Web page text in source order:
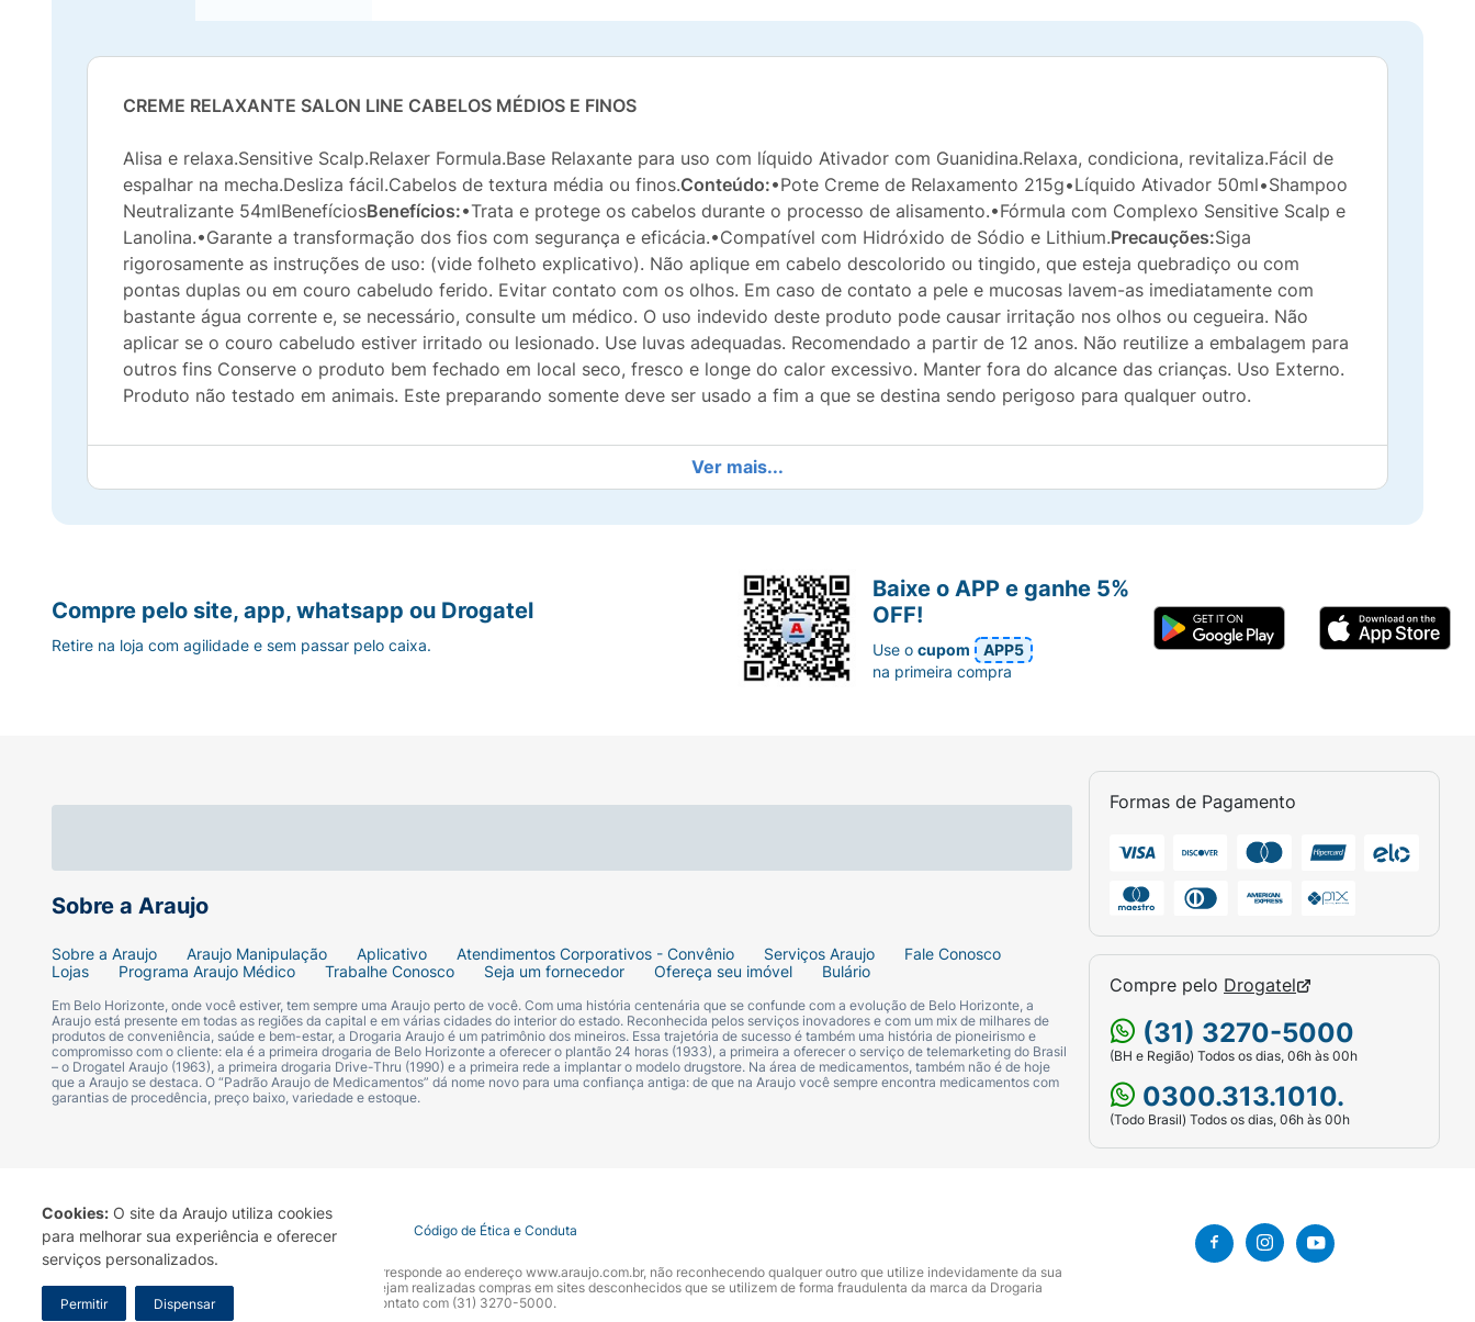
Cookies: O site da Araujo utiliza cookies
para melhorar sua experiência e oferecer
serviços personalizados.
Permitir Dispensar
CREME RELAXANTE SALON LINE CABELOS MÉDIOS E FINOS
Alisa e relaxa.Sensitive Scalp.Relaxer Formula.Base Relaxante para uso com líquido Ativador com Guanidina.Relaxa, condiciona, revitaliza.Fácil de
espalhar na mecha.Desliza fácil.Cabelos de textura média ou finos.Conteúdo:•Pote Creme de Relaxamento 215g•Líquido Ativador 50ml•Shampoo
Neutralizante 54mlBenefíciosBenefícios:•Trata e protege os cabelos durante o processo de alisamento.•Fórmula com Complexo Sensitive Scalp e
Lanolina.•Garante a transformação dos fios com segurança e eficácia.•Compatível com Hidróxido de Sódio e Lithium.Precauções:Siga
rigorosamente as instruções de uso: (vide folheto explicativo). Não aplique em cabelo descolorido ou tingido, que esteja quebradiço ou com
pontas duplas ou em couro cabeludo ferido. Evitar contato com os olhos. Em caso de contato a pele e mucosas lavem-as imediatamente com
bastante água corrente e, se necessário, consulte um médico. O uso indevido deste produto pode causar irritação nos olhos ou cegueira. Não
aplicar se o couro cabeludo estiver irritado ou lesionado. Use luvas adequadas. Recomendado a partir de 12 anos. Não reutilize a embalagem para
outros fins Conserve o produto bem fechado em local seco, fresco e longe do calor excessivo. Manter fora do alcance das crianças. Uso Externo.
Produto não testado em animais. Este preparando somente deve ser usado a fim a que se destina sendo perigoso para qualquer outro.
Ver mais...
Sobre a Araujo
Sobre a Araujo Araujo Manipulação Aplicativo Atendimentos Corporativos - Convênio Serviços Araujo
Fale Conosco
Lojas
Programa Araujo Médico Trabalhe Conosco Seja um fornecedor Ofereça seu imóvel Bulário
Em Belo Horizonte, onde você estiver, tem sempre uma Araujo perto de você. Com uma história centenária que se confunde com a evolução de Belo Horizonte, a
Araujo está presente em todas as regiões da capital e em várias cidades do interior do estado. Reconhecida pelos serviços inovadores e com um mix de milhares de
produtos de conveniência, saúde e bem-estar, a Drogaria Araujo é um patrimônio dos mineiros. Essa trajetória de sucesso é também uma história de pioneirismo e
compromisso com o cliente: ela é a primeira drogaria de Belo Horizonte a oferecer o plantão 24 horas (1933), a primeira a oferecer o serviço de telemarketing do Brasil
– o Drogatel Araujo (1963), a primeira drogaria Drive-Thru (1990) e a primeira rede a implantar o modelo drugstore. Na área de medicamentos, também não é de hoje
que a Araujo se destaca. O “Padrão Araujo de Medicamentos” dá nome novo para uma confiança antiga: de que na Araujo você sempre encontra medicamentos com
garantias de procedência, preço baixo, variedade e estoque.
Formas de Pagamento
Compre pelo Drogatel
(31) 3270-5000
(BH e Região) Todos os dias, 06h às 00h
0300.313.1010.
(Todo Brasil) Todos os dias, 06h às 00h
Compre pelo site, app, whatsapp ou Drogatel
Retire na loja com agilidade e sem passar pelo caixa.
Baixe o APP e ganhe 5%
OFF!
Use ocupom
APP5
na primeira compra
Termo de Uso Portal da Privacidade Covid-19 Código de Ética e Conduta
A Drogaria Araujo S/A informa que o seu site oficial corresponde ao endereço www.araujo.com.br, não reconhecendo qualquer outro que utilize indevidamente da sua
marca. Para sua segurança recomendamos que não sejam realizadas compras em sites desconhecidos que se utilizem de forma fraudulenta da marca da Drogaria
Araujo S.A. Em caso de dúvidas, gentileza entrar em contato com (31) 3270-5000.